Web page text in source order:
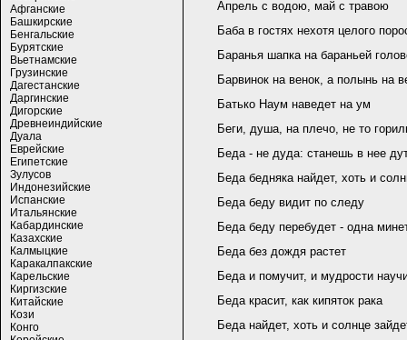
Афганские
Башкирские
Бенгальские
Бурятские
Вьетнамские
Грузинские
Дагестанские
Даргинские
Дигорские
Древнеиндийские
Дуала
Еврейские
Египетские
Зулусов
Индонезийские
Испанские
Итальянские
Кабардинские
Казахские
Калмыцкие
Каракалпакские
Карельские
Киргизские
Китайские
Кози
Конго
Апрель с водою, май с травою
Баба в гостях нехотя целого
Баранья шапка на бараньей
Барвинок на венок, а полынь на
Батько Наум наведет на ум
Беги, душа, на плечо, не то
Беда - не дуда: станешь в нее
Беда бедняка найдет, хоть и
Беда беду видит по следу
Беда беду перебудет - одна
Беда без дождя растет
Беда и помучит, и мудрости
Беда красит, как кипяток рака
Беда найдет, хоть и солнце